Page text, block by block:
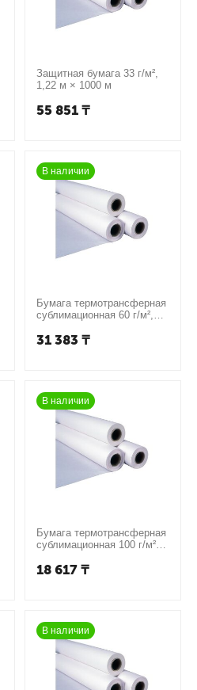
Защитная бумага 33 г/м²,
1,22 м × 1000 м
55 851 ₸
В наличии
Бумага термотрансферная
сублимационная 60 г/м²,
31 383 ₸
В наличии
Бумага термотрансферная
сублимационная 100 г/м²,
18 617 ₸
В наличии